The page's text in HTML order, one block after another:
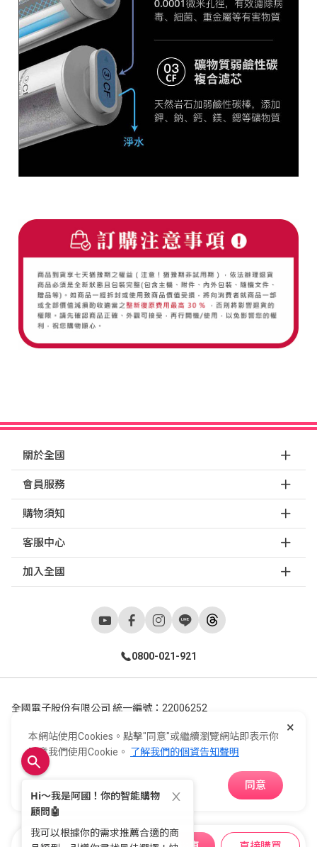
關於全國
會員服務
購物須知
客服中心
加入全國
0800-021-921
全國電子股份有限公司 統一編號：22006252
Copyright ©2026© E-Life Co., Ltd. All Rights Reserved.
×
本網站使用Cookies。點擊"同意"或繼續瀏覽網站即表示你
同意我們使用Cookie。 了解我們的個資告知聲明
同意